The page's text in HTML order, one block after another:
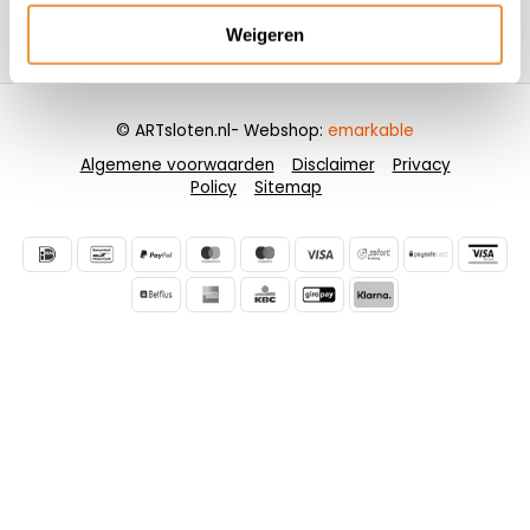
Weigeren
Contactgegevens
Algemene voorwaarden Disclaimer
Privacy
Policy
Sitemap
© ARTsloten.nl- Webshop: emarkable